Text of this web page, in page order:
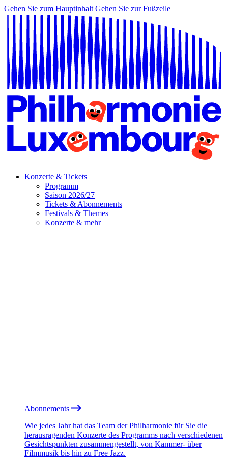
Gehen Sie zum Hauptinhalt Gehen Sie zur Fußzeile
Konzerte & Tickets
Programm
Saison 2026/27
Tickets & Abonnements
Festivals & Themes
Konzerte & mehr
Abonnements
Wie jedes Jahr hat das Team der Philharmonie für Sie die
herausragenden Konzerte des Programms nach verschiedenen
Gesichtspunkten zusammengestellt, von Kammer- über
Filmmusik bis hin zu Free Jazz.